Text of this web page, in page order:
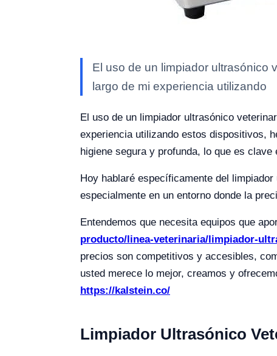
El uso de un limpiador ultrasónico
largo de mi experiencia utilizando
El uso de un limpiador ultrasónico
experiencia utilizando estos dispositivos,
higiene segura y profunda, lo que es clave
Hoy hablaré específicamente del
especialmente en un entorno donde la
Entendemos que necesita equipos que
producto/linea-veterinaria/limpiador-
precios son competitivos y accesibles,
usted merece lo mejor, creamos y
https://kalstein.co/
Limpiador Ultrasónico